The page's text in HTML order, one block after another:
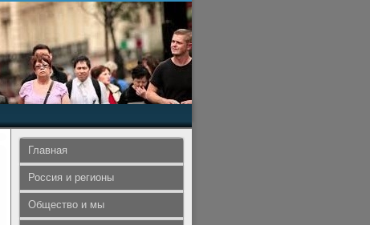
Главная
Россия и регионы
Общество и мы